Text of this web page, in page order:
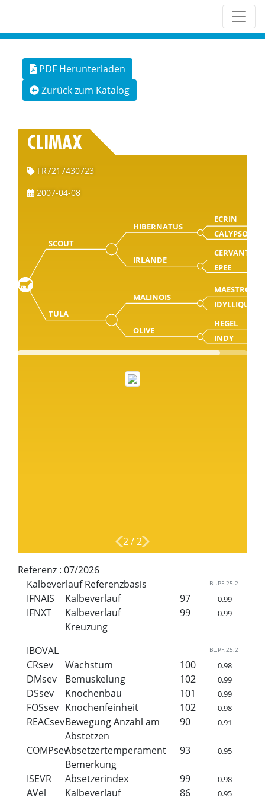
PDF Herunterladen
Zurück zum Katalog
CLIMAX
FR7217430723
2007-04-08
SCOUT
HIBERNATUS
ECRIN
CALYPSO
IRLANDE
CERVANTES
EPEE
TULA
MALINOIS
MAESTRO
IDYLLIQUE
OLIVE
HEGEL
INDY
2/2
Referenz : 07/2026
Kalbeverlauf Referenzbasis
BL.PF.25.2
IFNAIS Kalbeverlauf 97 0.99
IFNXT
Kalbeverlauf
Kreuzung
99 0.99
IBOVAL BL.PF.25.2
CRsev Wachstum 100 0.98
DMsev Bemuskelung 102 0.99
DSsev Knochenbau 101 0.99
FOSsev Knochenfeinheit 102 0.98
REACsevBewegung Anzahl am
Abstetzen
90 0.91
COMPsevAbsetzertemperament
Bemerkung
93 0.95
ISEVR Absetzerindex 99 0.98
AVel Kalbeverlauf 86 0.95